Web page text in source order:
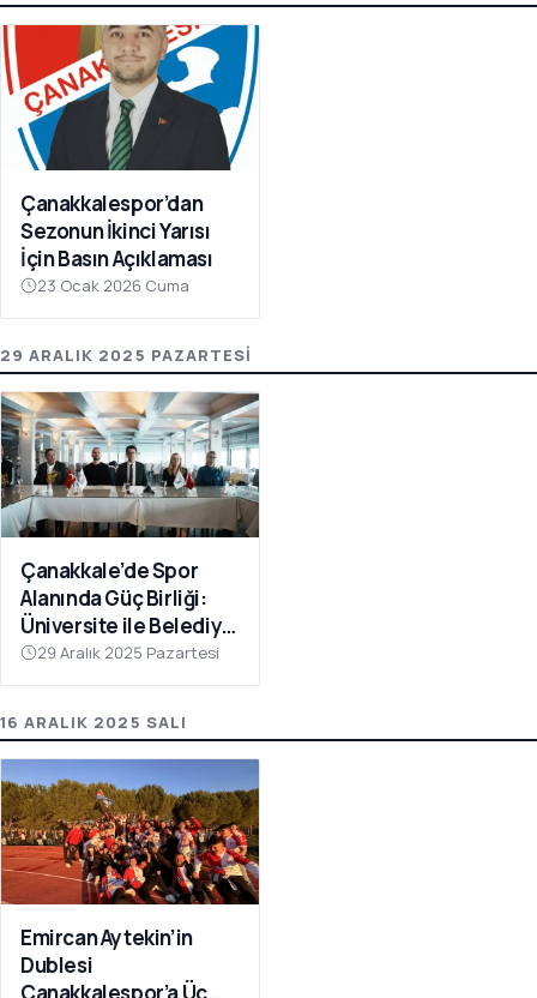
Çanakkalespor’dan
Sezonun İkinci Yarısı
İçin Basın Açıklaması
23 Ocak 2026 Cuma
29 ARALIK 2025 PAZARTESI
Çanakkale’de Spor
Alanında Güç Birliği:
Üniversite ile Belediye
Kulüpleri İş Birliği Yaptı
29 Aralık 2025 Pazartesi
16 ARALIK 2025 SALI
Emircan Aytekin’in
Dublesi
Çanakkalespor’a Üç